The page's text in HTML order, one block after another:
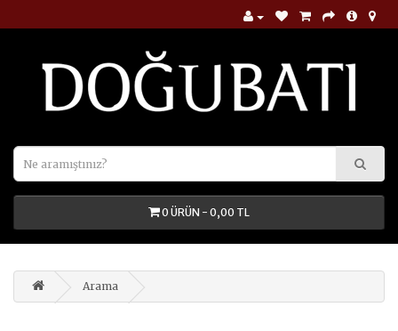
0 ÜRÜN - 0,00 TL
Arama